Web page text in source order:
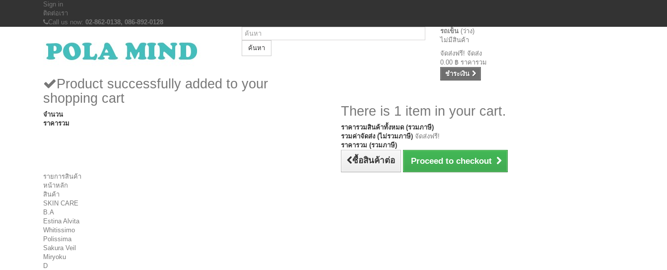
Sign in
ติดต่อเรา
Call us now: 02-862-0138, 086-892-0128
ค้นหา
รถเข็น (ว่าง)
ไม่มีสินค้า
จัดส่งฟรี! จัดส่ง
0.00 ฿ ราคารวม
ชำระเงิน
Product successfully added to your
shopping cart
จำนวน
ราคารวม
There is 1 item in your cart.
ราคารวมสินค้าทั้งหมด (รวมภาษี)
รวมค่าจัดส่ง (ไม่รวมภาษี) จัดส่งฟรี!
ราคารวม (รวมภาษี)
ซื้อสินค้าต่อ Proceed to checkout
รายการสินค้า
หน้าหลัก
สินค้า
SKIN CARE
B.A
Estina Alvita
Whitissimo
Polissima
Sakura Veil
Miryoku
D